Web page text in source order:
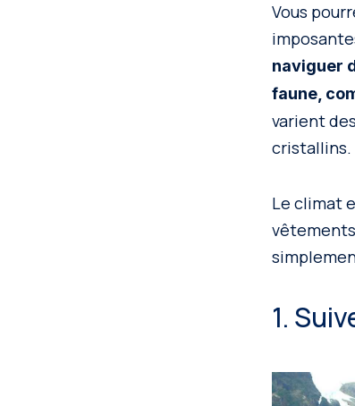
Vous
naviguer
faune,
varient
cristallins.
Le climat
1.